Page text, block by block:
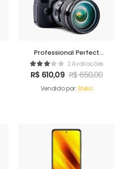
Professional Perfect
Camera2 Avaliações
R$ 610,09 R$650,00
Vendido por:Stelio